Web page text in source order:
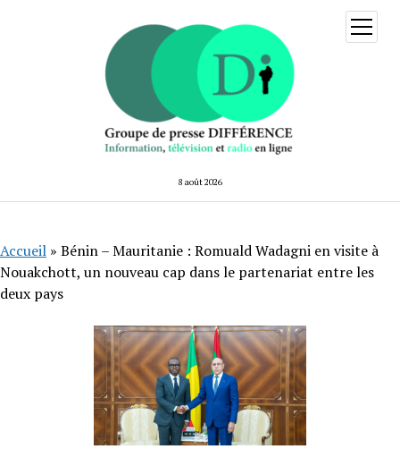
8 août 2026
ouvrir
menu
Accueil » Bénin – Mauritanie : Romuald Wadagni en visite à
Nouakchott, un nouveau cap dans le partenariat entre les
deux pays